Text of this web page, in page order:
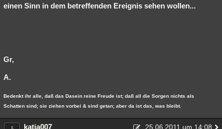
einen Sinn in dem betreffenden Ereignis sehen wollen...
Gr,
A.
Bedenkt ihr alle, daß das Dasein reine Freude ist; daß all die Sorgen nichts als
Schatten sind; sie ziehen vorbei & sind getan; aber da ist das, was bleibt.
katja007 25.06.2011 um 14:08